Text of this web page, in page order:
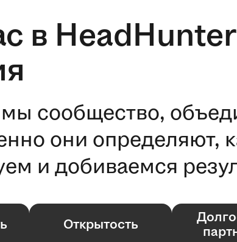
в HeadHunter
сообщество,
они определяют,
и добиваемся
Открытость